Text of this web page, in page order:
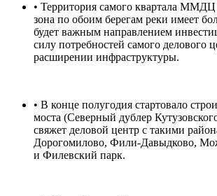
• Территория самого квартала
зона по обоим берегам реки имеет
будет важным направлением
силу потребностей самого делового
расширении инфраструктуры.
• В конце полугодия стартовало
моста (Северный дублер
свяжет деловой центр с такими
Дорогомилово, Фили-Давыдково,
и Филевский парк.